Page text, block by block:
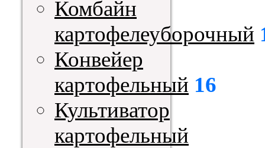
Комбайн
картофелеуборочный
Конвейер
картофельный 16
Культиватор
картофельный